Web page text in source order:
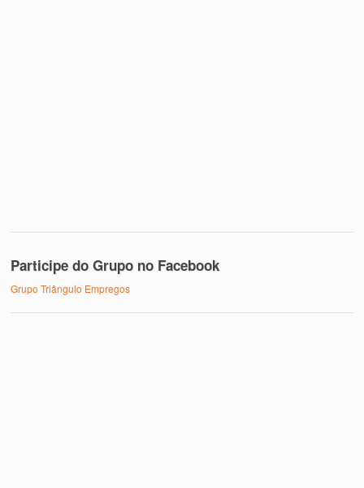
Participe do Grupo no Facebook
Grupo Triângulo Empregos